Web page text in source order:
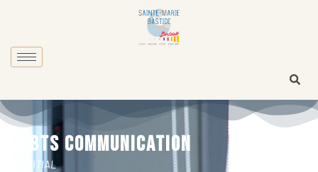
LE BTS COMMUNICATION
EN INITIAL